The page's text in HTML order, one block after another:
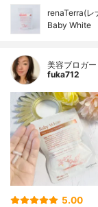
renaTerra(レ
Baby White
美容ブロガー
fuka712
5.00